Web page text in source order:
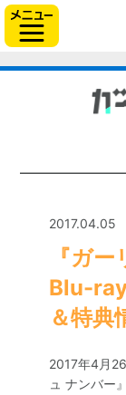
2017.04.05
『ガ
Blu-
＆特典
2017年4月
ュ ナンバー